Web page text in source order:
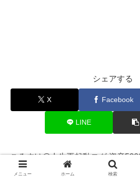
シェアする
X Facebook
LINE
ころすけ@人生再起動ログ 資産
フォローする
メニュー ホーム 検索